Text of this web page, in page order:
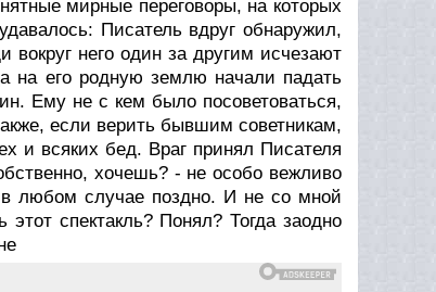
мирные переговоры, на которых
Писатель вдруг обнаружил,
него один за другим исчезают
на его родную землю начали падать
Ему не с кем было посоветоваться,
если верить бывшим советникам,
и всяких бед. Враг принял Писателя
хочешь? - не особо вежливо
любом случае поздно. И не со мной
спектакль? Понял? Тогда заодно